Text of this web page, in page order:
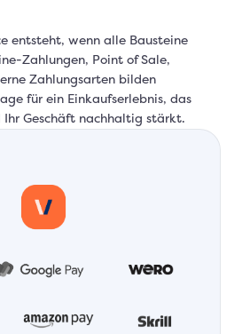
entsteht, wenn alle Bausteine
Zahlungen, Point of Sale,
Zahlungsarten bilden
für ein Einkaufserlebnis, das
Ihr Geschäft nachhaltig stärkt.